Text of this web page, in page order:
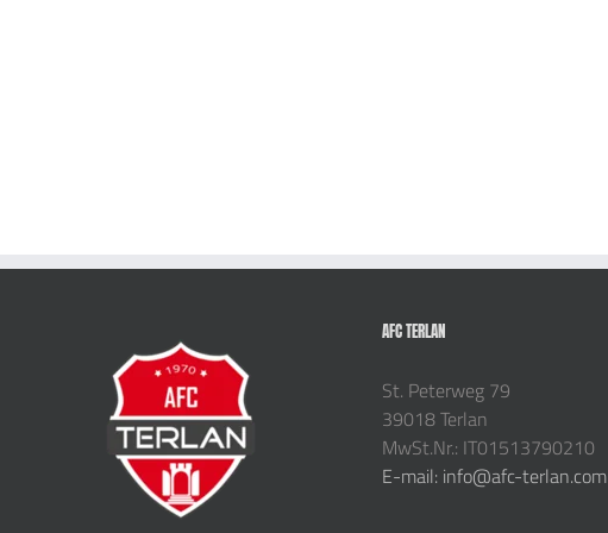
AFC TERLAN
St. Peterweg 79
39018 Terlan
MwSt.Nr.: IT01513790210
E-mail: info@afc-terlan.com